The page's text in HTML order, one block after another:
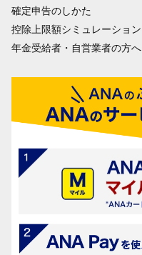
確定申告のしかた
控除上限額シミュレーション
年金受給者・自営業者の方へ